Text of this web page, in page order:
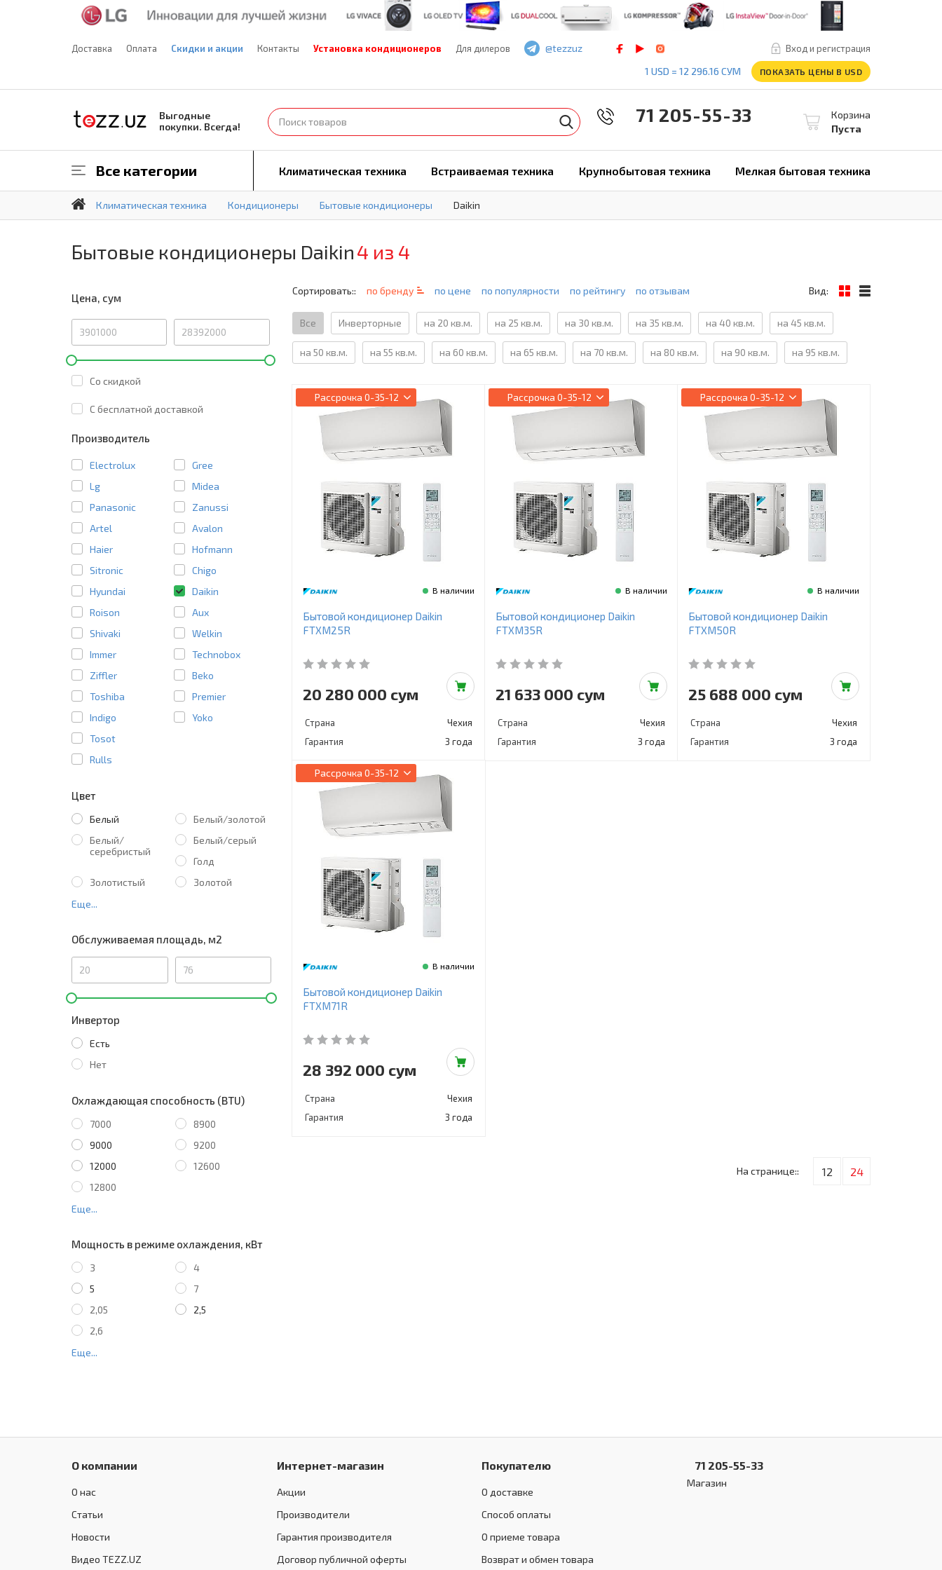
Доставка Оплата Скидки и акции Контакты Установка кондиционеров Для дилеров Вход и регистрация
@tezzuz
1 USD = 12 296.16 СУМ
ПОКАЗАТЬ ЦЕНЫ В USD
Выгодные
покупки. Всегда!
Корзина
Пуста
71 205-55-33
Все категории Климатическая техника Встраиваемая техника Крупнобытовая техника Мелкая бытовая техника
Климатическая техника Кондиционеры Бытовые кондиционеры Daikin
Бытовые кондиционеры Daikin4 из 4
Цена, сум
Со скидкой
C бесплатной доставкой
Производитель
Electrolux
Gree
Lg
Midea
Panasonic
Zanussi
Artel
Avalon
Haier
Hofmann
Sitronic
Chigo
Hyundai
Daikin
Roison
Aux
Shivaki
Welkin
Immer
Technobox
Ziffler
Beko
Toshiba
Premier
Indigo
Yoko
Tosot
Rulls
Цвет
Белый
Белый/золотой
Белый/
серебристый
Белый/серый
Голд
Золотистый
Золотой
Еще...
Обслуживаемая площадь, м2
Инвертор
Есть
Нет
Охлаждающая способность (BTU)
7000
8900
9000
9200
12000
12600
12800
Еще...
Мощность в режиме охлаждения, кВт
3
4
5
7
2,05
2,5
2,6
Еще...
Сортировать:: по бренду по цене по популярности по рейтингу по отзывам
Все Инверторные на 20 кв.м. на 25 кв.м. на 30 кв.м. на 35 кв.м. на 40 кв.м. на 45 кв.м.
на 50 кв.м. на 55 кв.м. на 60 кв.м. на 65 кв.м. на 70 кв.м. на 80 кв.м. на 90 кв.м. на 95 кв.м.
Вид:
Рассрочка 0-35-12
В наличии
Бытовой кондиционер Daikin
FTXM25R
20 280 000 сум
Страна
Чехия
Гарантия
3 года
Рассрочка 0-35-12
В наличии
Бытовой кондиционер Daikin
FTXM35R
21 633 000 сум
Страна
Чехия
Гарантия
3 года
Рассрочка 0-35-12
В наличии
Бытовой кондиционер Daikin
FTXM50R
25 688 000 сум
Страна
Чехия
Гарантия
3 года
Рассрочка 0-35-12
В наличии
Бытовой кондиционер Daikin
FTXM71R
28 392 000 сум
Страна
Чехия
Гарантия
3 года
На странице:: 12 24
О компании
О нас
Статьи
Новости
Видео TEZZ.UZ
Интернет-магазин
Акции
Производители
Гарантия производителя
Договор публичной оферты
Покупателю
О доставке
Способ оплаты
О приеме товара
Возврат и обмен товара
71 205-55-33
Магазин